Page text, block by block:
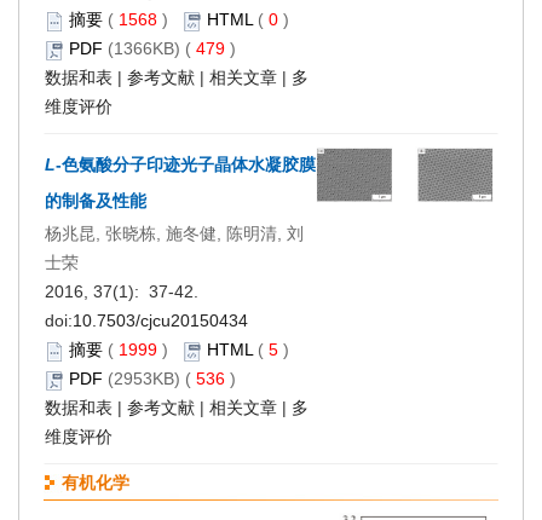
摘要 ( 1568 ) HTML( 0 )
PDF (1366KB) ( 479 )
数据和表 | 参考文献 | 相关文章 | 多
维度评价
L-色氨酸分子印迹光子晶体水凝胶膜
的制备及性能
杨兆昆, 张晓栋, 施冬健, 陈明清, 刘
士荣
2016, 37(1): 37-42.
doi:10.7503/cjcu20150434
摘要 ( 1999 ) HTML( 5 )
PDF (2953KB) ( 536 )
数据和表 | 参考文献 | 相关文章 | 多
维度评价
有机化学